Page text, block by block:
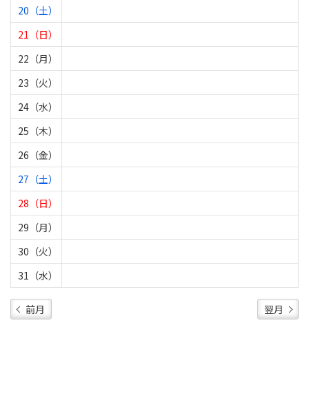
20（土）
21（日）
22（月）
23（火）
24（水）
25（木）
26（金）
27（土）
28（日）
29（月）
30（火）
31（水）
前月 翌月